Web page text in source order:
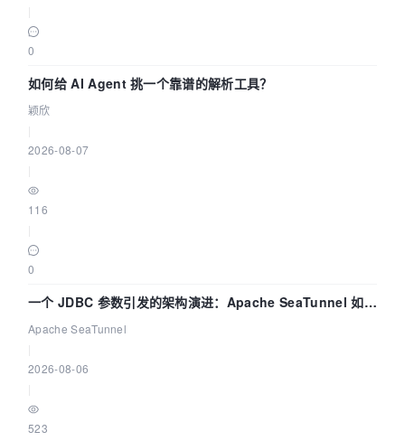
0
如何给 AI Agent 挑一个靠谱的解析工具？
颖欣
2026-08-07
116
0
一个 JDBC 参数引发的架构演进：Apache SeaTunnel 如何
解决数据同步中的“定时 Flush”难题
Apache SeaTunnel
2026-08-06
523